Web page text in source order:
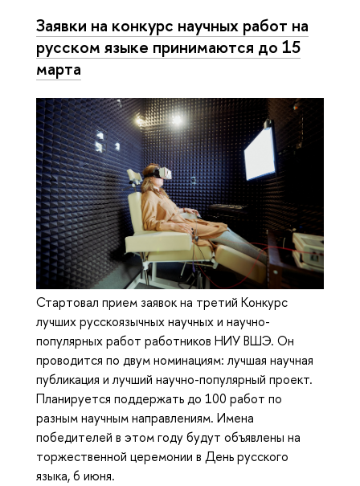
Заявки на конкурс научных работ на
русском языке принимаются до 15
марта
Стартовал прием заявок на третий Конкурс
лучших русскоязычных научных и научно-
популярных работ работников НИУ ВШЭ. Он
проводится по двум номинациям: лучшая научная
публикация и лучший научно-популярный проект.
Планируется поддержать до 100 работ по
разным научным направлениям. Имена
победителей в этом году будут объявлены на
торжественной церемонии в День русского
языка, 6 июня.